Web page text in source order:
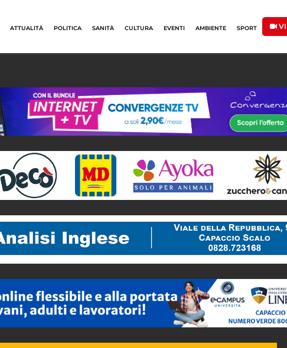
ATTUALITÀ POLITICA SANITÀ CULTURA EVENTI AMBIENTE SPORT